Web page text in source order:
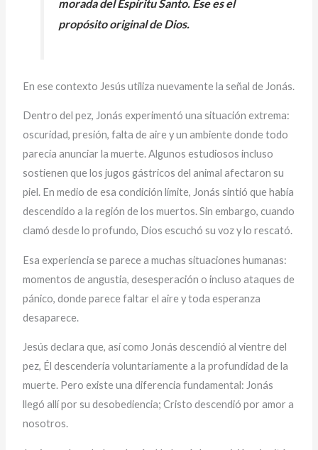
morada del Espíritu Santo. Ese es el
propósito original de Dios.
En ese contexto Jesús utiliza nuevamente la señal de Jonás.
Dentro del pez, Jonás experimentó una situación extrema:
oscuridad, presión, falta de aire y un ambiente donde todo
parecía anunciar la muerte. Algunos estudiosos incluso
sostienen que los jugos gástricos del animal afectaron su
piel. En medio de esa condición límite, Jonás sintió que había
descendido a la región de los muertos. Sin embargo, cuando
clamó desde lo profundo, Dios escuchó su voz y lo rescató.
Esa experiencia se parece a muchas situaciones humanas:
momentos de angustia, desesperación o incluso ataques de
pánico, donde parece faltar el aire y toda esperanza
desaparece.
Jesús declara que, así como Jonás descendió al vientre del
pez, Él descendería voluntariamente a la profundidad de la
muerte. Pero existe una diferencia fundamental: Jonás
llegó allí por su desobediencia; Cristo descendió por amor a
nosotros.